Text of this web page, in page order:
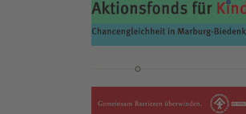
Die Familienberatungsstelle
ISEF-Beratung